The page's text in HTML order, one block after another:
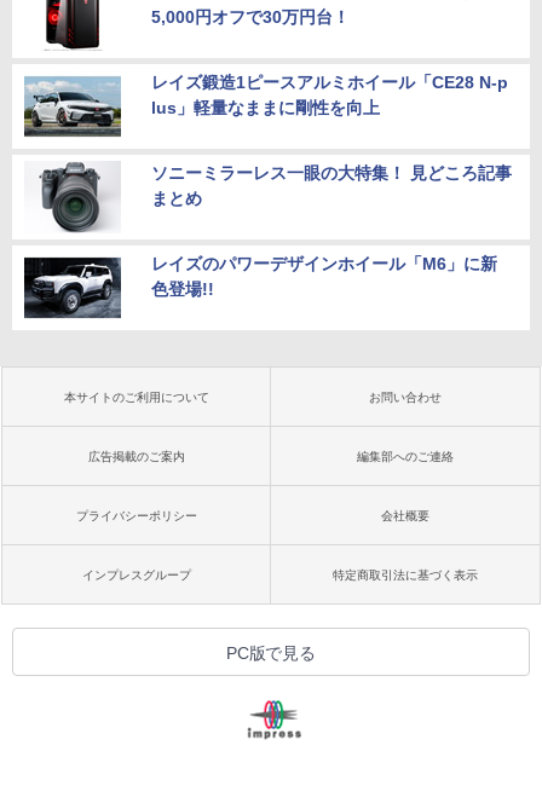
5,000円オフで30万円台！
レイズ鍛造1ピースアルミホイール「CE28 N-p
lus」軽量なままに剛性を向上
ソニーミラーレス一眼の大特集！ 見どころ記事
まとめ
レイズのパワーデザインホイール「M6」に新
色登場!!
本サイトのご利用について お問い合わせ
広告掲載のご案内 編集部へのご連絡
プライバシーポリシー 会社概要
インプレスグループ 特定商取引法に基づく表示
PC版で見る